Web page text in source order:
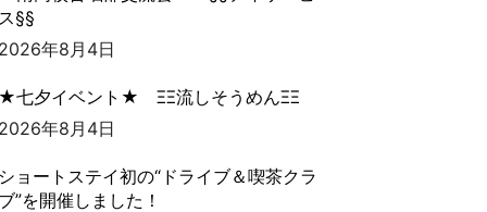
§§
年8月4日
七夕イベント★ ΞΞ流しそうめんΞΞ
年8月4日
ョートステイ初の“ドライブ＆喫茶クラ
”を開催しました！